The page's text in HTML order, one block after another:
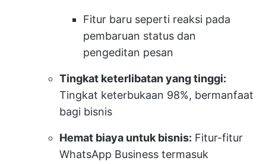
Fitur baru seperti reaksi pada
pembaruan status dan
pengeditan pesan
Tingkat keterlibatan yang tinggi:
Tingkat keterbukaan 98%, bermanfaat
bagi bisnis
Hemat biaya untuk bisnis: Fitur-fitur
WhatsApp Business termasuk